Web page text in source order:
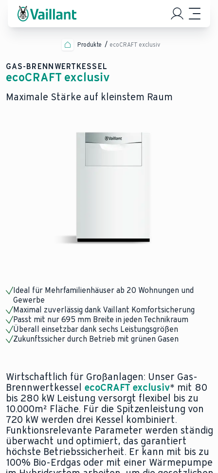
Produkte ecoCRAFT exclusiv
GAS-BRENNWERTKESSEL
ecoCRAFT exclusiv
Maximale Stärke auf kleinstem Raum
Ideal für Mehrfamilienhäuser ab 20 Wohnungen und
Gewerbe
Maximal zuverlässig dank Vaillant Komfortsicherung
Passt mit nur 695 mm Breite in jeden Technikraum
Überall einsetzbar dank sechs Leistungsgrößen
Zukunftssicher durch Betrieb mit grünen Gasen
Wirtschaftlich für Großanlagen: Unser Gas-
Brennwertkessel ecoCRAFT exclusiv* mit 80
bis 280 kW Leistung versorgt flexibel bis zu
10.000m² Fläche. Für die Spitzenleistung von
720 kW werden drei Kessel kombiniert.
Funktionsrelevante Parameter werden ständig
überwacht und optimiert, das garantiert
höchste Betriebssicherheit. Er kann mit bis zu
100% Bio-Erdgas oder mit einer Wärmepumpe